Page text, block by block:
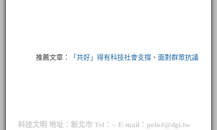
推薦文章： 「共好」得有科技社會支撐 、面對群眾抗議
科技文明 地址：新北市 Tel：-- E-mail：polo4@dgi.tw